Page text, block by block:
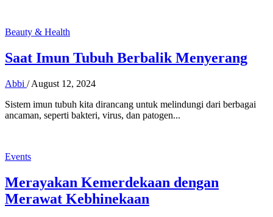
Beauty & Health
Saat Imun Tubuh Berbalik Menyerang
Abbi / August 12, 2024
Sistem imun tubuh kita dirancang untuk melindungi dari berbagai
ancaman, seperti bakteri, virus, dan patogen...
Events
Merayakan Kemerdekaan dengan
Merawat Kebhinekaan